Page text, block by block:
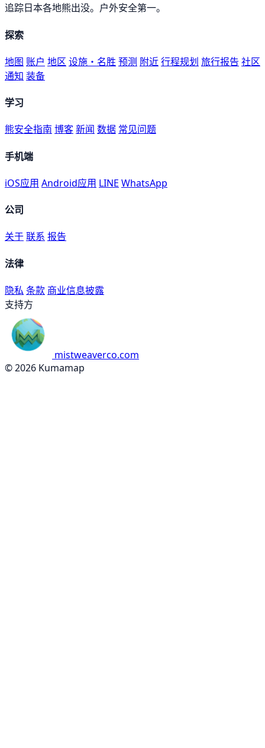
追踪日本各地熊出没。户外安全第一。
探索
地图 账户 地区 设施・名胜 预测 附近行程规划 旅行报告 社区
通知 装备
学习
熊安全指南 博客新闻 数据 常见问题
手机端
iOS应用 Android应用 LINE WhatsApp
公司
关于联系 报告
法律
隐私 条款 商业信息披露
支持方
mistweaverco.com
© 2026 Kumamap